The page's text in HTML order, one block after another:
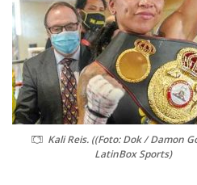
Kali Reis. ((Foto: Dok / Damon
LatinBox Sports)